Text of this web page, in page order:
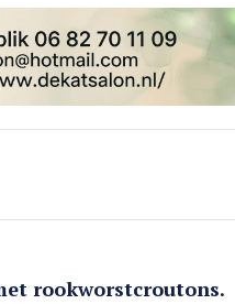
rookworstcroutons.